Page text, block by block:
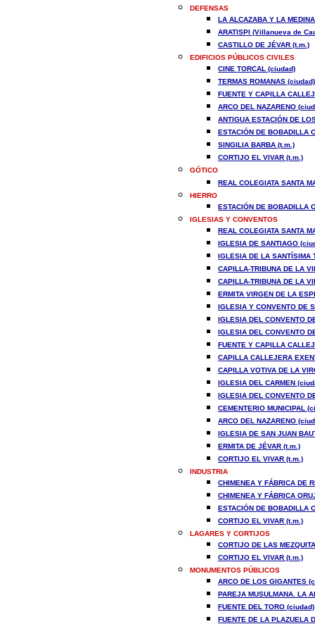
DEFENSAS
LA ALCAZABA Y LA
ARATISPI (Villanueva de
CASTILLO DE JÉVAR (t.m.)
EDIFICIOS PÚBLICOS CIVILES
CINE TORCAL (ciudad)
TERMAS ROMANAS (ciudad)
FUENTE Y CAPILLA
ARCO DEL NAZARENO
ANTIGUA ESTACIÓN DE
ESTACIÓN DE BOBADILLA
SINGILIA BARBA (t.m.)
CORTIJO EL VIVAR (t.m.)
GÓTICO
REAL COLEGIATA SANTA
HIERRO
ESTACIÓN DE BOBADILLA
IGLESIAS Y CONVENTOS
REAL COLEGIATA SANTA
IGLESIA DE SANTIAGO
IGLESIA DE LA SANTÍSIMA
CAPILLA-TRIBUNA DE LA
CAPILLA-TRIBUNA DE LA
ERMITA VIRGEN DE LA
IGLESIA Y CONVENTO DE
IGLESIA DEL CONVENTO
IGLESIA DEL CONVENTO
FUENTE Y CAPILLA
CAPILLA CALLEJERA
CAPILLA VOTIVA DE LA
IGLESIA DEL CARMEN
IGLESIA DEL CONVENTO
CEMENTERIO MUNICIPAL
ARCO DEL NAZARENO
IGLESIA DE SAN JUAN
ERMITA DE JÉVAR (t.m.)
CORTIJO EL VIVAR (t.m.)
INDUSTRIA
CHIMENEA Y FÁBRICA DE
CHIMENEA Y FÁBRICA
ESTACIÓN DE BOBADILLA
CORTIJO EL VIVAR (t.m.)
LAGARES Y CORTIJOS
CORTIJO DE LAS
CORTIJO EL VIVAR (t.m.)
MONUMENTOS PÚBLICOS
ARCO DE LOS GIGANTES
PAREJA MUSULMANA. LA
FUENTE DEL TORO (ciudad)
FUENTE DE LA PLAZUELA